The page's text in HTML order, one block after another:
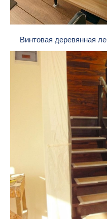
Винтовая деревянная